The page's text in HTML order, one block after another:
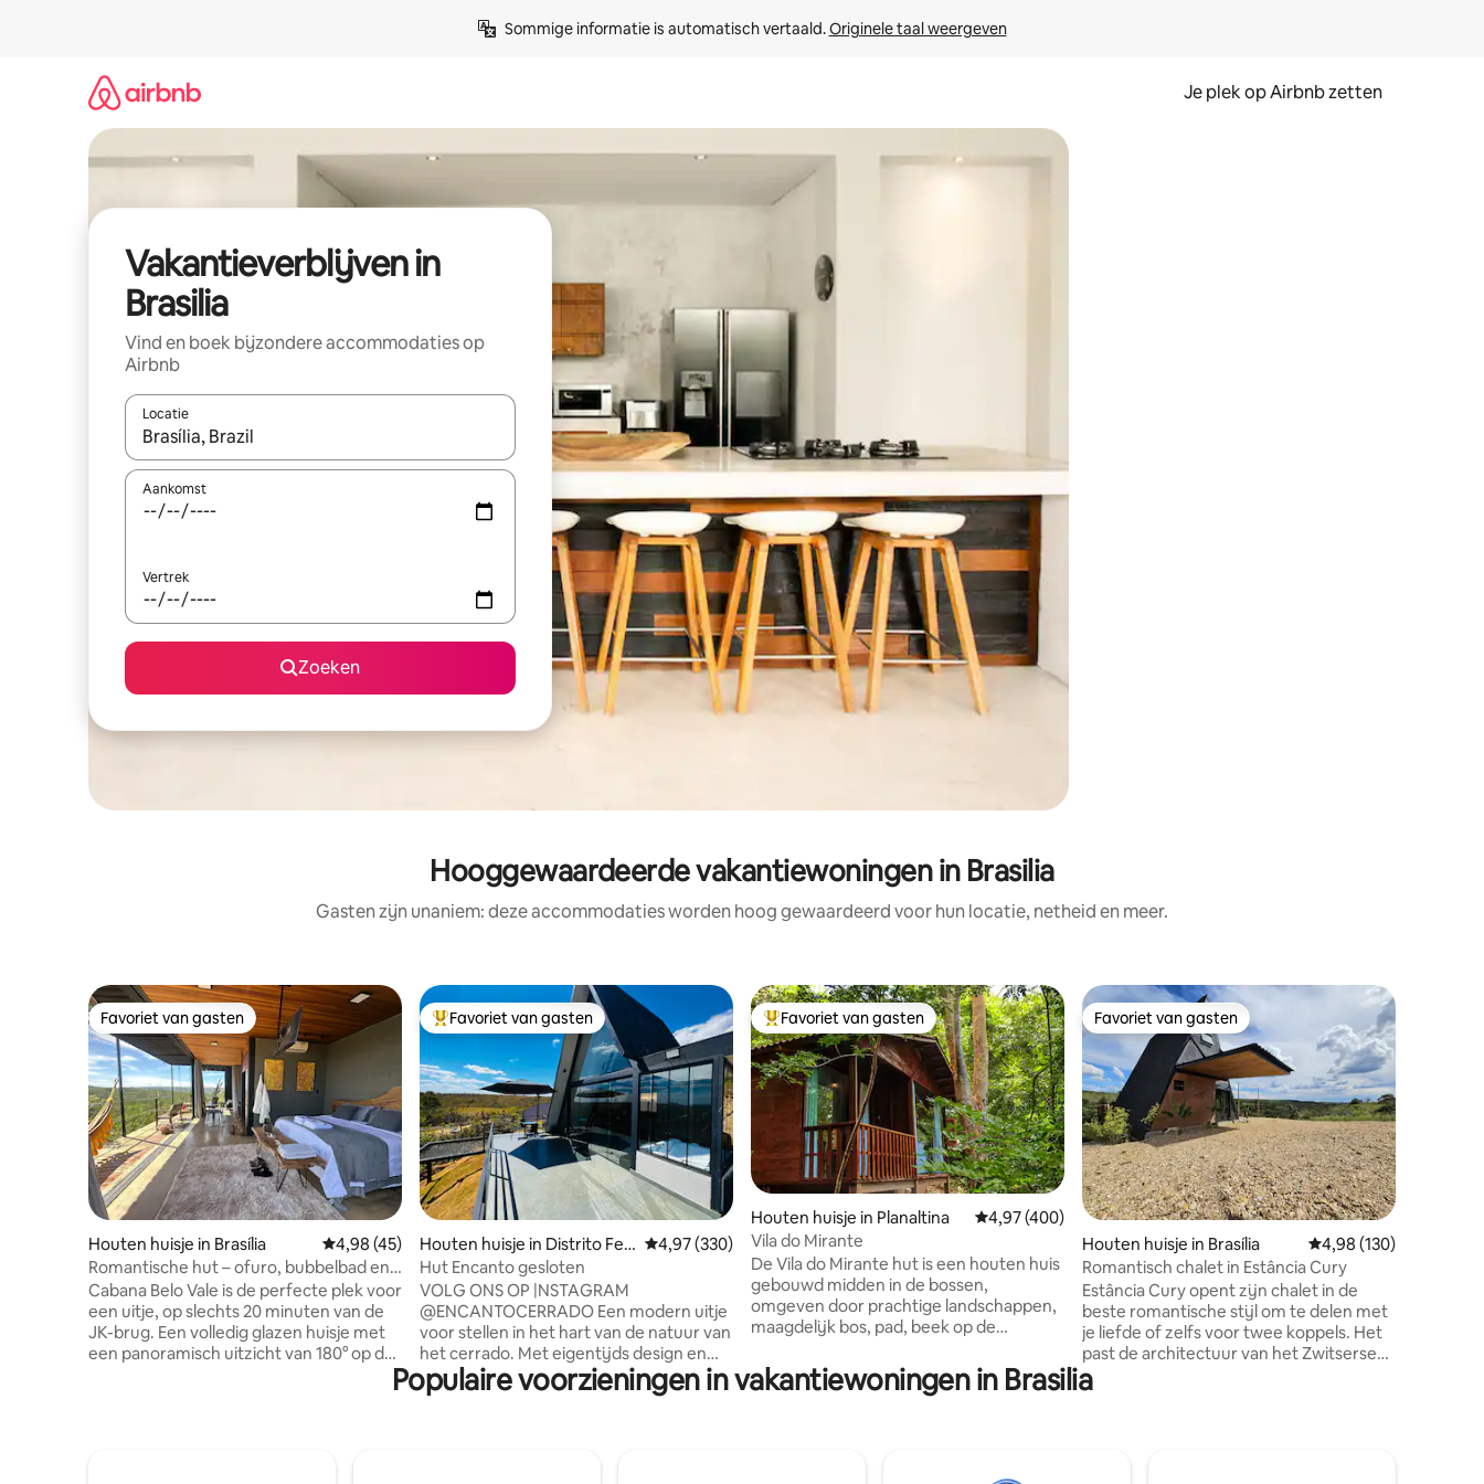
Sommige informatie is automatisch vertaald. Originele taal weergeven
Je plek op Airbnb zetten
Vakantieverblijven in
Brasilia
Vind en boek bijzondere accommodaties op
Airbnb
Locatie
Wanneer er resultaten beschikbaar zijn, maak je een keuze met je de pijltjestoetsen omhoog en omlaag, óf door te tikken of swipen.
Aankomst
Vertrek
Zoeken
Hooggewaardeerde vakantiewoningen in Brasilia
Gasten zijn unaniem: deze accommodaties worden hoog gewaardeerd voor hun locatie, netheid en meer.
Favoriet van gasten
Favoriet van gasten
Houten huisje in Brasília Gemiddelde beoordeling van 4,98 op 5, 45 recensies
4,98 (45)
Romantische hut – ofuro, bubbelbad en
privésauna
Cabana Belo Vale is de perfecte plek voor
een uitje, op slechts 20 minuten van de
JK-brug. Een volledig glazen huisje met
een panoramisch uitzicht van 180° op de
Topfavoriet van gasten
Favoriet van gasten
Houten huisje in Distrito Fed
eral
Gemiddelde beoordeling van 4,97 op 5, 330 recensies
4,97 (330)
Hut Encanto gesloten
VOLG ONS OP |NSTAGRAM
@ENCANTOCERRADO Een modern uitje
voor stellen in het hart van de natuur van
het cerrado. Met eigentijds design en
rustieke accenten biedt de hut een
panoramisch uitzicht, zonsopgang en
Topfavoriet van gasten
Favoriet van gasten
Houten huisje in Planaltina Gemiddelde beoordeling van 4,97 op 5, 400 recensies
4,97 (400)
Vila do Mirante
De Vila do Mirante hut is een houten huis
gebouwd midden in de bossen,
omgeven door prachtige landschappen,
maagdelijk bos, pad, beek op de
natuur. Een unieke woning, gezellig en in
perfecte harmonie met rust. Dicht bij de
het moderne, je een unieke ervaring
Favoriet van gasten
Favoriet van gasten
Houten huisje in Brasília Gemiddelde
4,98 (130)
Romantisch chalet in Estância Cury
Estância Cury opent zijn chalet in de
beste romantische stijl om te delen met
je liefde of zelfs voor twee koppels. Het
past de architectuur van het Zwitserse
chalet aan ons klimaat, reliëf en
vegetatie en bestaat samen met de
Populaire voorzieningen in vakantiewoningen in Brasilia